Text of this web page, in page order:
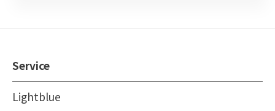
Service
Lightblue